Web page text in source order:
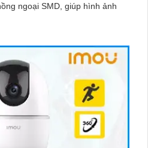
ngoại SMD, giúp hình ảnh